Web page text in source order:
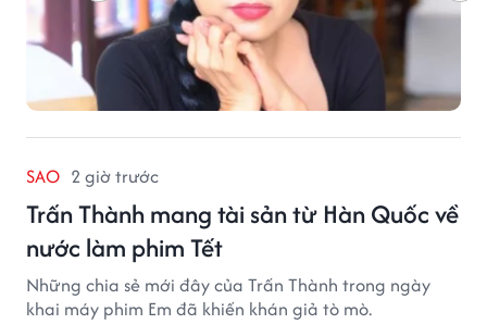
SAO 2 giờ trước
Trấn Thành mang tài sản từ Hàn Quốc về
nước làm phim Tết
Những chia sẻ mới đây của Trấn Thành trong ngày
khai máy phim Em đã khiến khán giả tò mò.